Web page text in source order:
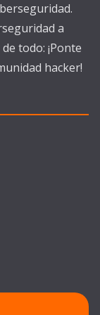
a
todo: ¡Ponte
hacker!